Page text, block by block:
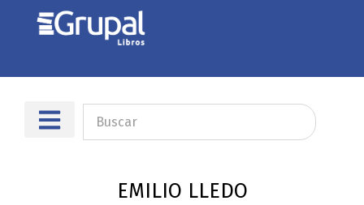
EMILIO LLEDO